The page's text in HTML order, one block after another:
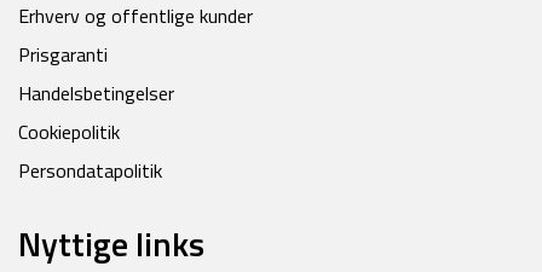
Erhverv og offentlige kunder
Prisgaranti
Handelsbetingelser
Cookiepolitik
Persondatapolitik
Nyttige links